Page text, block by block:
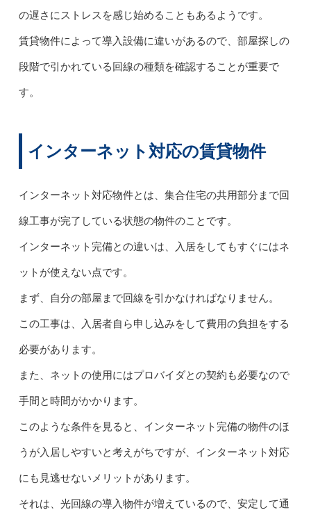
の遅さにストレスを感じ始めることもあるようです。
賃貸物件によって導入設備に違いがあるので、部屋探しの
段階で引かれている回線の種類を確認することが重要で
す。
インターネット対応の賃貸物件
インターネット対応物件とは、集合住宅の共用部分まで回
線工事が完了している状態の物件のことです。
インターネット完備との違いは、入居をしてもすぐにはネ
ットが使えない点です。
まず、自分の部屋まで回線を引かなければなりません。
この工事は、入居者自ら申し込みをして費用の負担をする
必要があります。
また、ネットの使用にはプロバイダとの契約も必要なので
手間と時間がかかります。
このような条件を見ると、インターネット完備の物件のほ
うが入居しやすいと考えがちですが、インターネット対応
にも見逃せないメリットがあります。
それは、光回線の導入物件が増えているので、安定して通